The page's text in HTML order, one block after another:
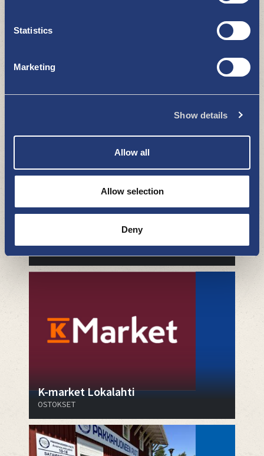
Statistics
Marketing
Show details
Allow all
Allow selection
Deny
OSTOKSET
VSP Vakka-Suomen Puhelin Oy
K-market Lokalahti
OSTOKSET